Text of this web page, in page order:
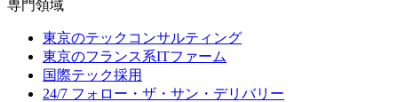
専門領域
東京のテックコンサルティング
東京のフランス系ITファーム
国際テック採用
24/7 フォロー・ザ・サン・デリバリー